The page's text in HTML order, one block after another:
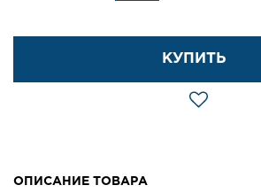
КУПИТЬ
ОПИСАНИЕ ТОВАРА